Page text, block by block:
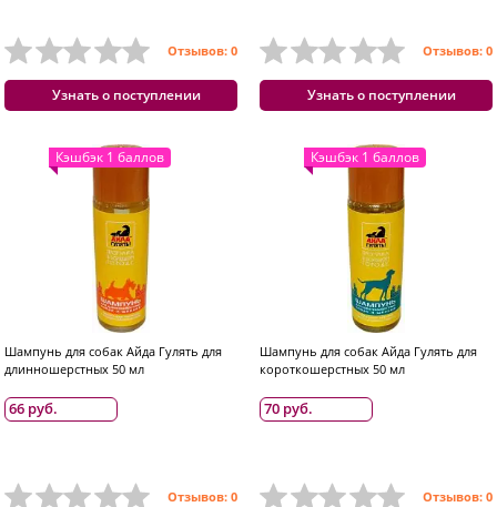
Отзывов: 0
Узнать о поступлении
Отзывов: 0
Узнать о поступлении
Кэшбэк 1 баллов
Шампунь для собак Айда Гулять для
длинношерстных 50 мл
66 руб.
Отзывов: 0
Кэшбэк 1 баллов
Шампунь для собак Айда Гулять для
короткошерстных 50 мл
70 руб.
Отзывов: 0